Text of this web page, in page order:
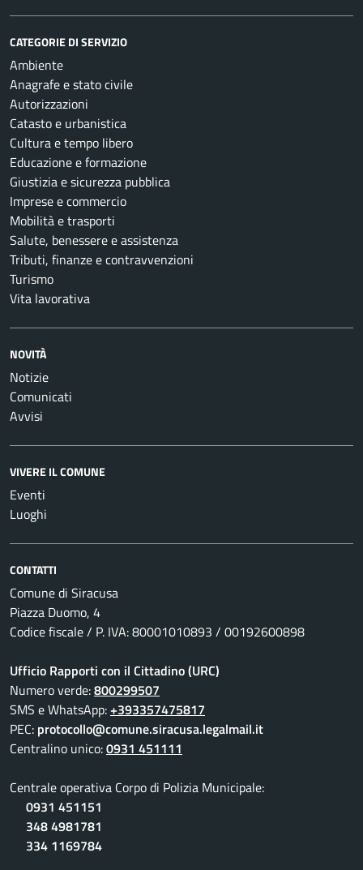
CATEGORIE DI SERVIZIO
Ambiente
Anagrafe e stato civile
Autorizzazioni
Catasto e urbanistica
Cultura e tempo libero
Educazione e formazione
Giustizia e sicurezza pubblica
Imprese e commercio
Mobilità e trasporti
Salute, benessere e assistenza
Tributi, finanze e contravvenzioni
Turismo
Vita lavorativa
NOVITÀ
Notizie
Comunicati
Avvisi
VIVERE IL COMUNE
Eventi
Luoghi
CONTATTI
Comune di Siracusa
Piazza Duomo, 4
Codice fiscale / P. IVA: 80001010893 / 00192600898
Ufficio Rapporti con il Cittadino (URC)
Numero verde:800299507
SMS e WhatsApp:+393357475817
PEC: protocollo@comune.siracusa.legalmail.it
Centralino unico:0931 451111
Centrale operativa Corpo di Polizia Municipale:
0931 451151
348 4981781
334 1169784